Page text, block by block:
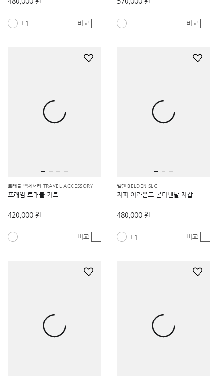
1 비교 비교
트래블 액세서리 TRAVEL ACCESSORY
프레임 트래블 키트
420,000 원
비교
벨덴 BELDEN SLG
지퍼 어라운드 콘티넨탈 지갑
480,000 원
1 비교